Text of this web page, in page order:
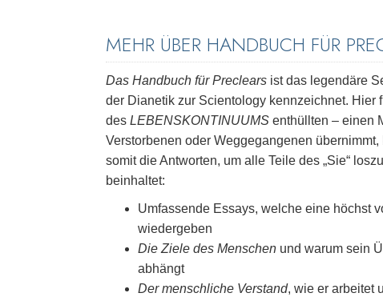
MEHR ÜBER HANDBUCH FÜR
Das Handbuch für Preclears ist das legendäre
der Dianetik zur Scientology kennzeichnet.
des LEBENSKONTINUUMS enthüllten – einen
Verstorbenen oder Weggegangenen
somit die Antworten, um alle Teile des „Sie“
beinhaltet:
Umfassende Essays, welche eine höchst
wiedergeben
Die Ziele des Menschen und warum sein
abhängt
Der menschliche Verstand, wie er arbeitet